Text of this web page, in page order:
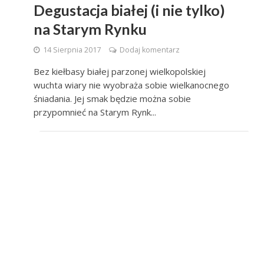
Degustacja białej (i nie tylko)
na Starym Rynku
14 Sierpnia 2017 Dodaj komentarz
Bez kiełbasy białej parzonej wielkopolskiej
wuchta wiary nie wyobraża sobie wielkanocnego
śniadania. Jej smak będzie można sobie
przypomnieć na Starym Rynk...